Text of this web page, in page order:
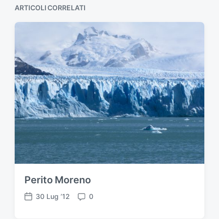
ARTICOLI CORRELATI
Perito Moreno
D
30 Lug ’12
C
0